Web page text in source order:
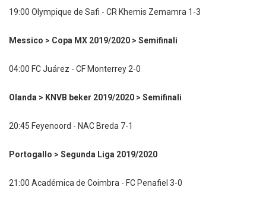
19:00 Olympique de Safi - CR Khemis Zemamra 1-3
Messico > Copa MX 2019/2020 > Semifinali
04:00 FC Juárez - CF Monterrey 2-0
Olanda > KNVB beker 2019/2020 > Semifinali
20:45 Feyenoord - NAC Breda 7-1
Portogallo > Segunda Liga 2019/2020
21:00 Académica de Coimbra - FC Penafiel 3-0